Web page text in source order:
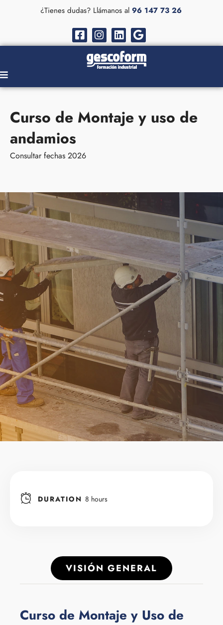
¿Tienes dudas? Llámanos al 96 147 73 26
Curso de Montaje y uso de
andamios
Consultar fechas 2026
DURATION 8 hours
VISIÓN GENERAL
Curso de Montaje y Uso de